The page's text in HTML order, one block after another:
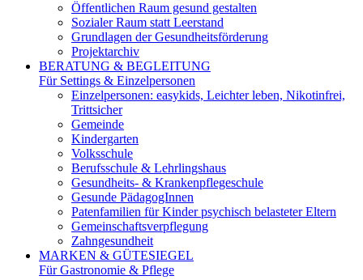
Öffentlichen Raum gesund gestalten
Sozialer Raum statt Leerstand
Grundlagen der Gesundheitsförderung
Projektarchiv
BERATUNG & BEGLEITUNG
Für Settings & Einzelpersonen
Einzelpersonen: easykids, Leichter leben, Nikotinfrei,
Trittsicher
Gemeinde
Kindergarten
Volksschule
Berufsschule & Lehrlingshaus
Gesundheits- & Krankenpflegeschule
Gesunde PädagogInnen
Patenfamilien für Kinder psychisch belasteter Eltern
Gemeinschaftsverpflegung
Zahngesundheit
MARKEN & GÜTESIEGEL
Für Gastronomie & Pflege